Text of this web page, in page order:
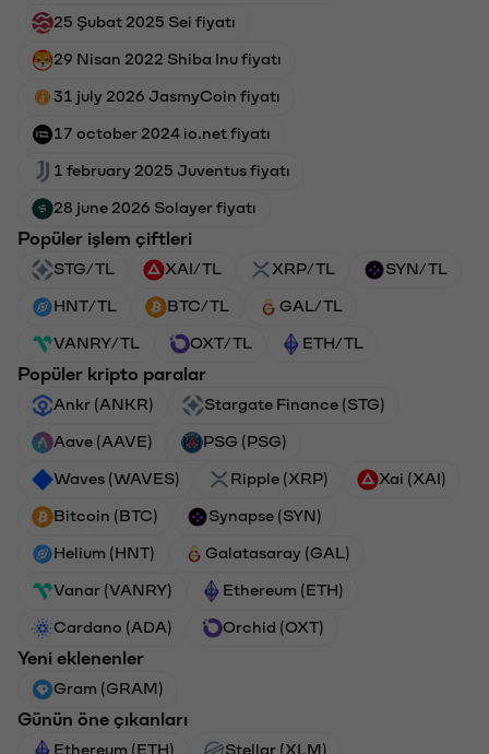
25 Şubat 2025 Sei fiyatı
29 Nisan 2022 Shiba Inu fiyatı
31 july 2026 JasmyCoin fiyatı
17 october 2024 io.net fiyatı
1 february 2025 Juventus fiyatı
28 june 2026 Solayer fiyatı
Popüler işlem çiftleri
STG/TL XAI/TL XRP/TL SYN/TL
HNT/TL BTC/TL GAL/TL
VANRY/TL OXT/TL ETH/TL
Popüler kripto paralar
Ankr (ANKR) Stargate Finance (STG)
Aave (AAVE) PSG (PSG)
Waves (WAVES) Ripple (XRP) Xai (XAI)
Bitcoin (BTC) Synapse (SYN)
Helium (HNT) Galatasaray (GAL)
Vanar (VANRY) Ethereum (ETH)
Cardano (ADA) Orchid (OXT)
Yeni eklenenler
Gram (GRAM)
Günün öne çıkanları
Ethereum (ETH) Stellar (XLM)